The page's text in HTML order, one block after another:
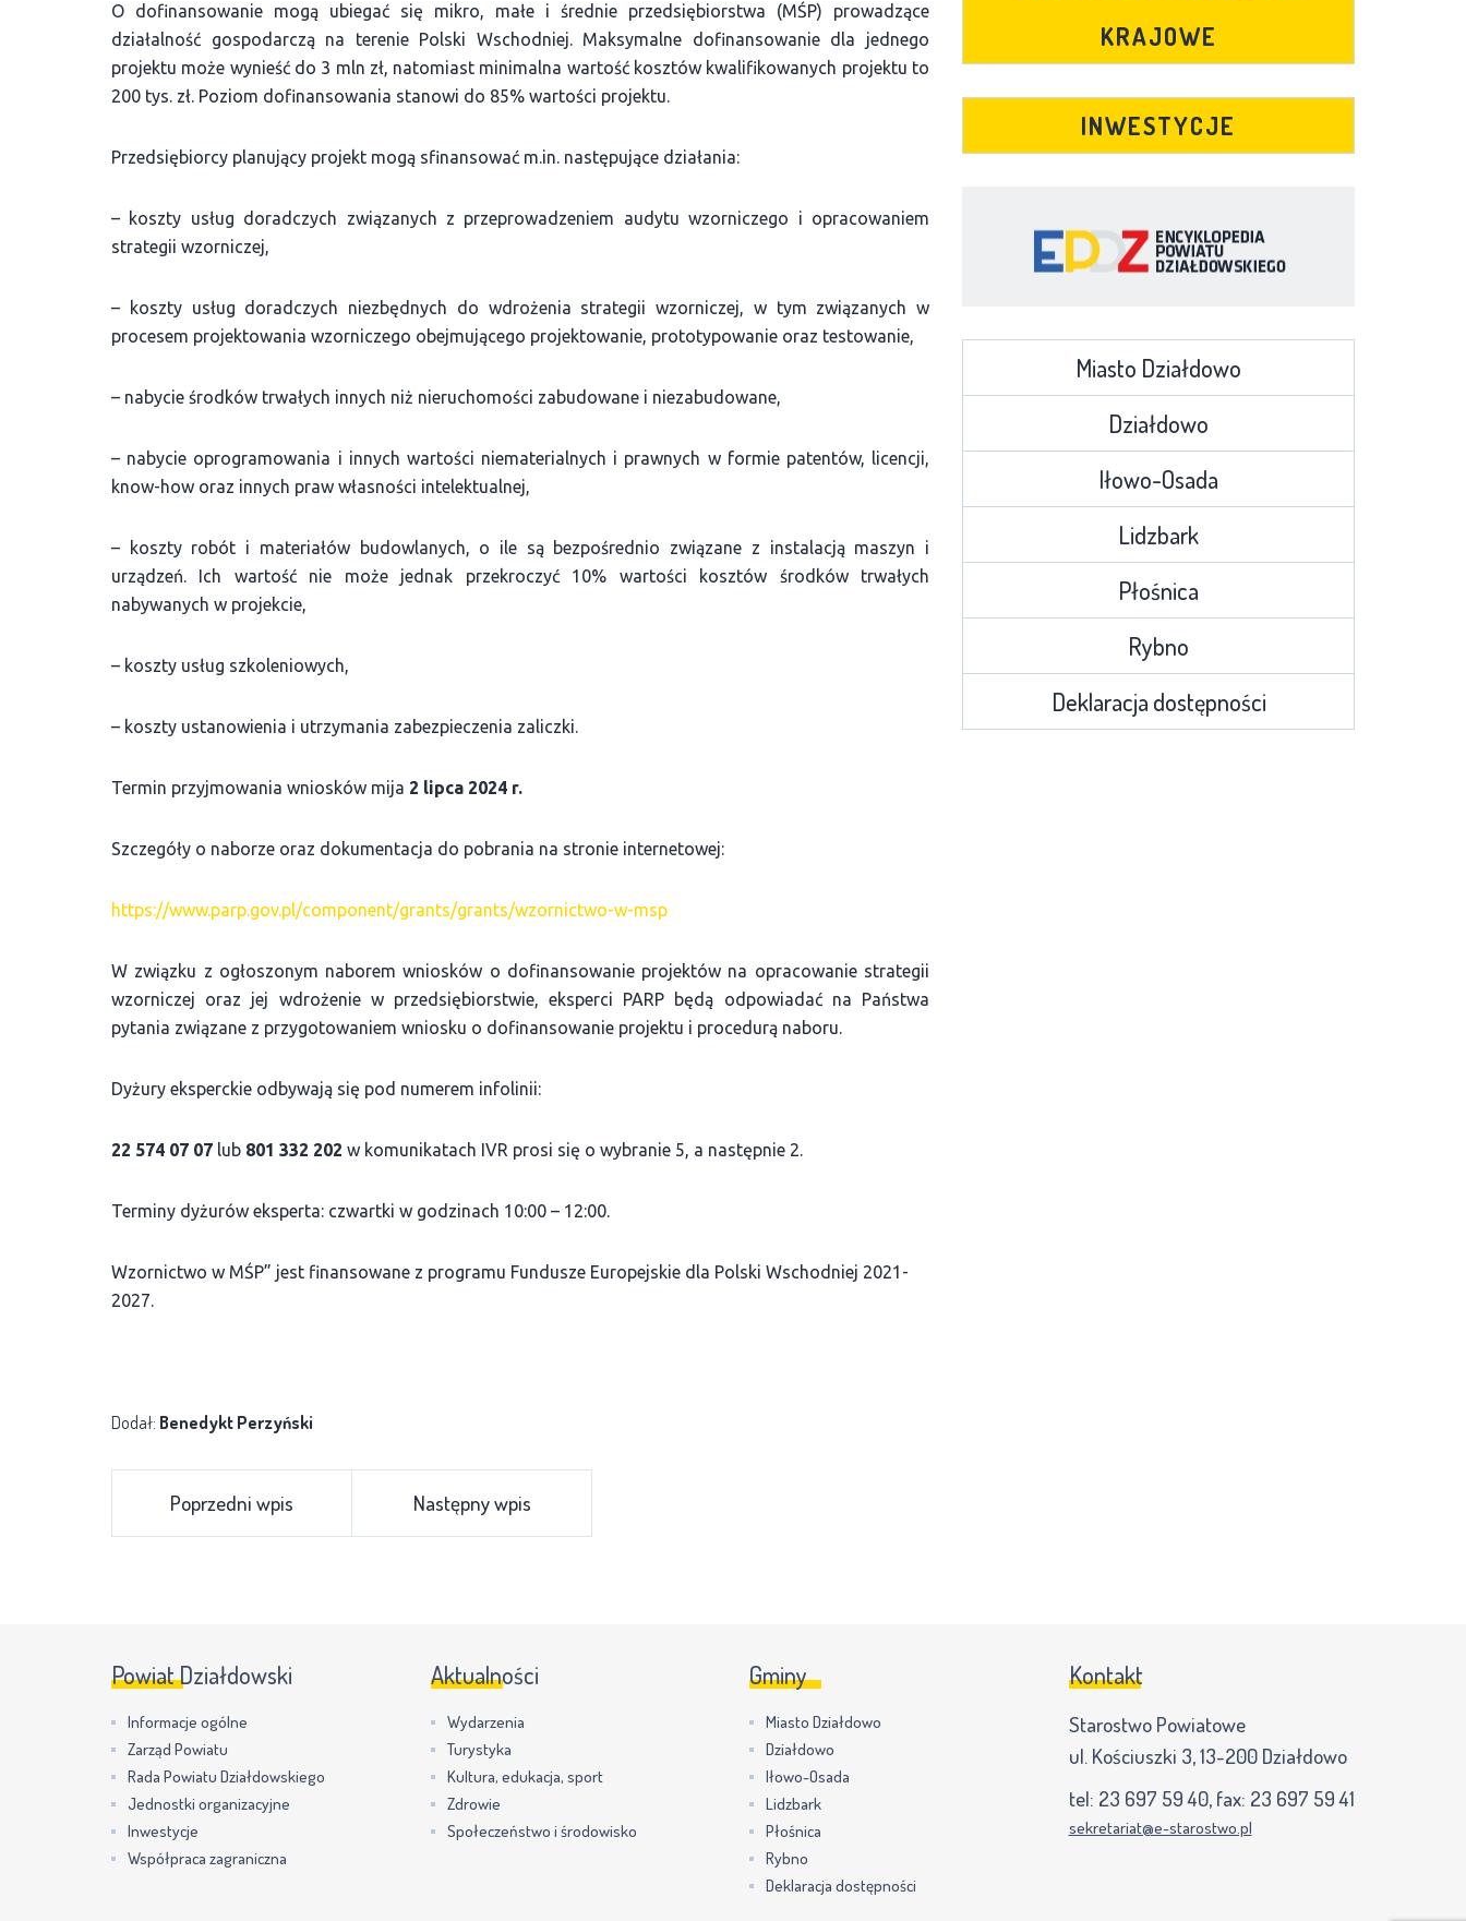
O dofinansowanie mogą ubiegać się mikro, małe i średnie przedsiębiorstwa (MŚP) prowadzące
działalność gospodarczą na terenie Polski Wschodniej. Maksymalne dofinansowanie dla jednego
projektu może wynieść do 3 mln zł, natomiast minimalna wartość kosztów kwalifikowanych projektu to
200 tys. zł. Poziom dofinansowania stanowi do 85% wartości projektu.
Przedsiębiorcy planujący projekt mogą sfinansować m.in. następujące działania:
– koszty usług doradczych związanych z przeprowadzeniem audytu wzorniczego i opracowaniem
strategii wzorniczej,
– koszty usług doradczych niezbędnych do wdrożenia strategii wzorniczej, w tym związanych w
procesem projektowania wzorniczego obejmującego projektowanie, prototypowanie oraz testowanie,
– nabycie środków trwałych innych niż nieruchomości zabudowane i niezabudowane,
– nabycie oprogramowania i innych wartości niematerialnych i prawnych w formie patentów, licencji,
know-how oraz innych praw własności intelektualnej,
– koszty robót i materiałów budowlanych, o ile są bezpośrednio związane z instalacją maszyn i
urządzeń. Ich wartość nie może jednak przekroczyć 10% wartości kosztów środków trwałych
nabywanych w projekcie,
– koszty usług szkoleniowych,
– koszty ustanowienia i utrzymania zabezpieczenia zaliczki.
Termin przyjmowania wniosków mija 2 lipca 2024 r.
Szczegóły o naborze oraz dokumentacja do pobrania na stronie internetowej:
https://www.parp.gov.pl/component/grants/grants/wzornictwo-w-msp
W związku z ogłoszonym naborem wniosków o dofinansowanie projektów na opracowanie strategii
wzorniczej oraz jej wdrożenie w przedsiębiorstwie, eksperci PARP będą odpowiadać na Państwa
pytania związane z przygotowaniem wniosku o dofinansowanie projektu i procedurą naboru.
Dyżury eksperckie odbywają się pod numerem infolinii:
22 574 07 07 lub 801 332 202 w komunikatach IVR prosi się o wybranie 5, a następnie 2.
Terminy dyżurów eksperta: czwartki w godzinach 10:00 – 12:00.
Wzornictwo w MŚP” jest finansowane z programu Fundusze Europejskie dla Polski Wschodniej 2021-
2027.
Dodał: Benedykt Perzyński
Poprzedni wpis Następny wpis
KRAJOWE
INWESTYCJE
Miasto Działdowo
Działdowo
Iłowo-Osada
Lidzbark
Płośnica
Rybno
Deklaracja dostępności
Powiat Działdowski
Informacje ogólne
Zarząd Powiatu
Rada Powiatu Działdowskiego
Jednostki organizacyjne
Inwestycje
Współpraca zagraniczna
Aktualności
Wydarzenia
Turystyka
Kultura, edukacja, sport
Zdrowie
Społeczeństwo i środowisko
Gminy
Miasto Działdowo
Działdowo
Iłowo-Osada
Lidzbark
Płośnica
Rybno
Deklaracja dostępności
Kontakt
Starostwo Powiatowe
ul. Kościuszki 3, 13-200 Działdowo
tel: 23 697 59 40, fax: 23 697 59 41
sekretariat@e-starostwo.pl